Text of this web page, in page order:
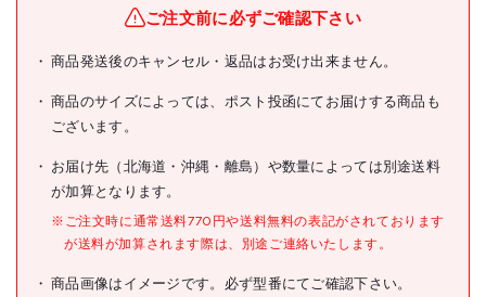
ブランド名 Panasonic
Panasonic 7.2V充電スティ
型式
メーカー希望小売価格 43500円(税抜)
JANコード 4549077889577
●色:赤
速:2.0
ご注文前に必ずご確認下さい
商品発送後のキャンセル・返品はお受け出来ません。
商品のサイズによっては、ポスト投函にてお届けする商品も
ございます。
お届け先（北海道・沖縄・離島）や数量によっては別途送料
が加算となります。
※ご注文時に通常送料770円や送料無料の表記がされております
が送料が加算されます際は、別途ご連絡いたします。
商品画像はイメージです。必ず型番にてご確認下さい。